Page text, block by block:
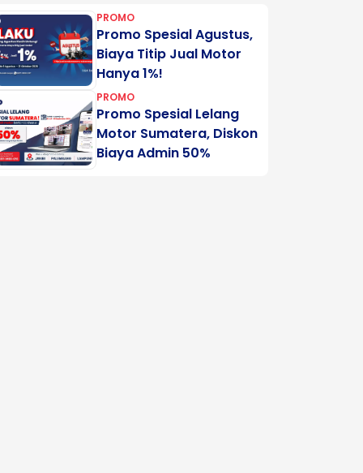
PROMO
Promo Spesial Agustus,
Biaya Titip Jual Motor
Hanya 1%!
PROMO
Promo Spesial Lelang
Motor Sumatera, Diskon
Biaya Admin 50%